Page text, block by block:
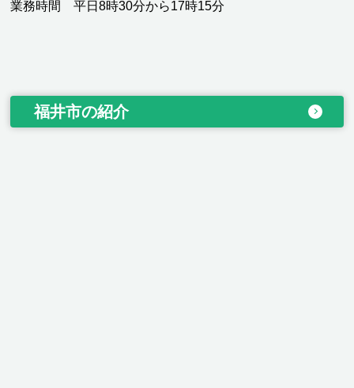
業務時間 平日8時30分から17時15分
福井市の紹介